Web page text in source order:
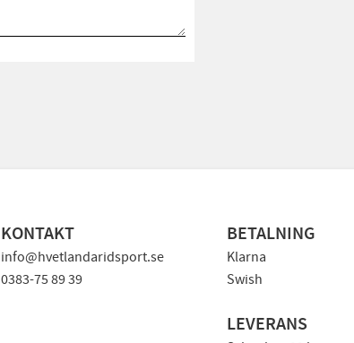
KONTAKT
info@hvetlandaridsport.se
0383-75 89 39
BETALNING
Klarna
Swish
LEVERANS